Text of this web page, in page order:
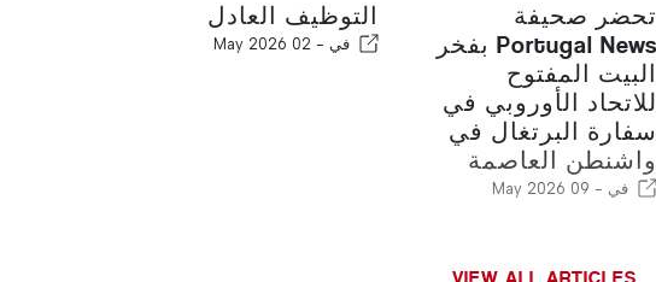
تحضر صحيفة
Portugal News بفخر
البيت المفتوح
للاتحاد الأوروبي في
سفارة البرتغال في
واشنطن العاصمة
في - 09 May 2026
التوظيف العادل
في - 02 May 2026